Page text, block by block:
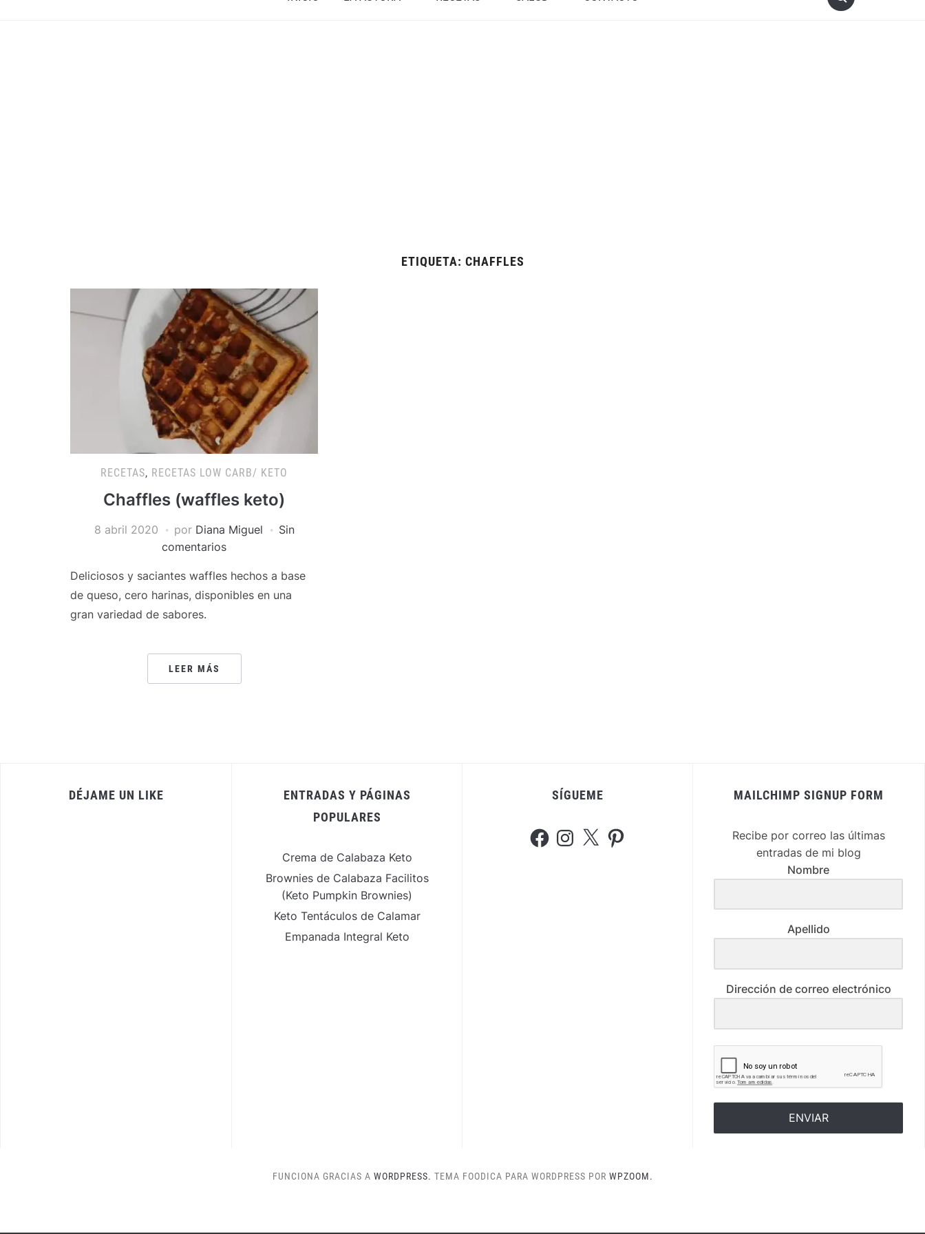
ETIQUETA: CHAFFLES
RECETAS, RECETAS LOW CARB/ KETO
Chaffles (waffles keto)
8 abril 2020 por Diana Miguel
Sin
comentarios
Deliciosos y saciantes waffles hechos a base
de queso, cero harinas, disponibles en una
gran variedad de sabores.
LEER MÁS
DÉJAME UN LIKE
ENTRADAS Y PÁGINAS
POPULARES
Crema de Calabaza Keto
Brownies de Calabaza Facilitos
(Keto Pumpkin Brownies)
Keto Tentáculos de Calamar
Empanada Integral Keto
SÍGUEME
FacebookInstagram
X Pinterest
MAILCHIMP SIGNUP FORM
Recibe por correo las últimas
entradas de mi blog
Nombre
Apellido
Dirección de correo electrónico
ENVIAR
FUNCIONA GRACIAS A WORDPRESS. TEMA FOODICA PARA WORDPRESS POR WPZOOM.